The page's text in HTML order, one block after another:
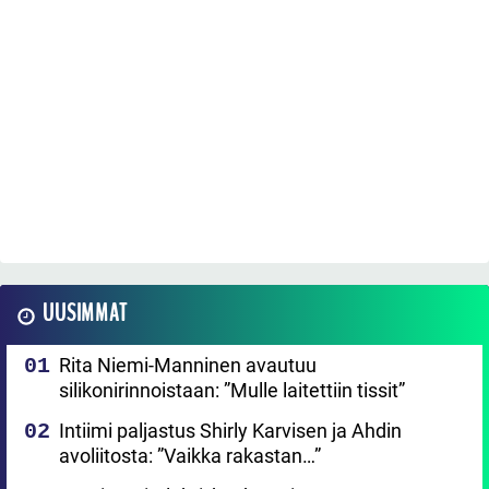
UUSIMMAT
Rita Niemi-Manninen avautuu
silikonirinnoistaan: ”Mulle laitettiin tissit”
Intiimi paljastus Shirly Karvisen ja Ahdin
avoliitosta: ”Vaikka rakastan…”